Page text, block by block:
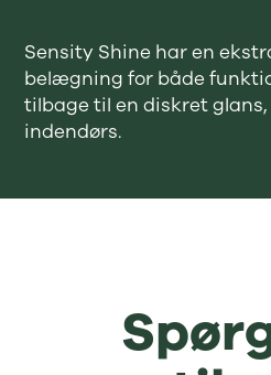
Sensity Shine har en
belægning for både
tilbage til en diskret
indendørs.